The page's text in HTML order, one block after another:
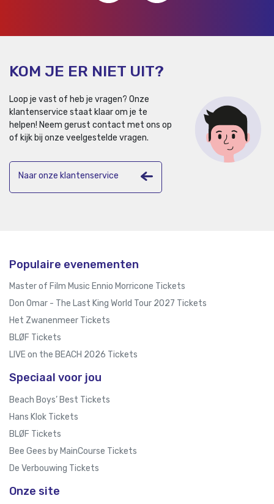
KOM JE ER NIET UIT?
Loop je vast of heb je vragen? Onze
klantenservice staat klaar om je te
helpen! Neem gerust contact met ons op
of kijk bij onze veelgestelde vragen.
Naar onze klantenservice
Populaire evenementen
Master of Film Music Ennio Morricone Tickets
Don Omar - The Last King World Tour 2027 Tickets
Het Zwanenmeer Tickets
BLØF Tickets
LIVE on the BEACH 2026 Tickets
Speciaal voor jou
Beach Boys’ Best Tickets
Hans Klok Tickets
BLØF Tickets
Bee Gees by MainCourse Tickets
De Verbouwing Tickets
Onze site